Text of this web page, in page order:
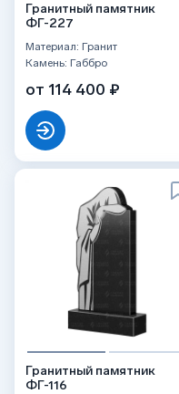
Гранитный памятник
ФГ-227
Материал: Гранит
Камень: Габбро
от 114 400 ₽
Гранитный памятник
ФГ-116